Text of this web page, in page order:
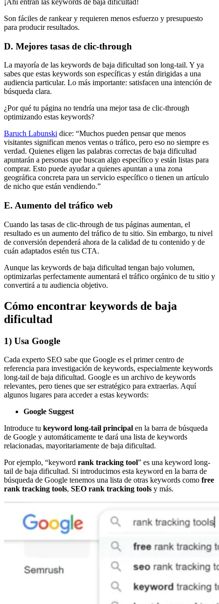
¡Ahí entran las keywords de baja dificultad!
Son fáciles de rankear y requieren menos esfuerzo y presupuesto
para producir resultados.
D. Mejores tasas de clic-through
La mayoría de las keywords de baja dificultad son long-tail. Y ya
sabes que estas keywords son específicas y están dirigidas a una
audiencia particular. Lo más importante: satisfacen una intención de
búsqueda clara.
¿Por qué tu página no tendría una mejor tasa de clic-through
optimizando estas keywords?
Baruch Labunski dice: “Muchos pueden pensar que menos
visitantes significan menos ventas o tráfico, pero eso no siempre es
verdad. Quienes eligen las palabras correctas de baja dificultad
apuntarán a personas que buscan algo específico y están listas para
comprar. Esto puede ayudar a quienes apuntan a una zona
geográfica concreta para un servicio específico o tienen un artículo
de nicho que están vendiendo.”
E. Aumento del tráfico web
Cuando las tasas de clic-through de tus páginas aumentan, el
resultado es un aumento del tráfico de tu sitio. Sin embargo, tu nivel
de conversión dependerá ahora de la calidad de tu contenido y de
cuán adaptados estén tus CTA.
Aunque las keywords de baja dificultad tengan bajo volumen,
optimizarlas perfectamente aumentará el tráfico orgánico de tu sitio y
convertirá a tu audiencia objetivo.
Cómo encontrar keywords de baja
dificultad
1) Usa Google
Cada experto SEO sabe que Google es el primer centro de
referencia para investigación de keywords, especialmente keywords
long-tail de baja dificultad. Google es un archivo de keywords
relevantes, pero tienes que ser estratégico para extraerlas. Aquí
algunos lugares para acceder a estas keywords:
Google Suggest
Introduce tu keyword long-tail principal en la barra de búsqueda
de Google y automáticamente te dará una lista de keywords
relacionadas, mayoritariamente de baja dificultad.
Por ejemplo, “keyword rank tracking tool” es una keyword long-
tail de baja dificultad. Si introducimos esta keyword en la barra de
búsqueda de Google tenemos una lista de otras keywords como free
rank tracking tools, SEO rank tracking tools y más.